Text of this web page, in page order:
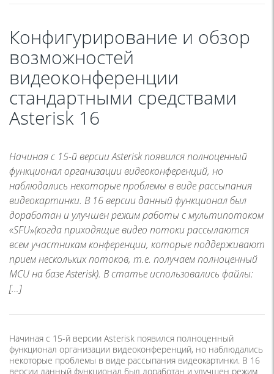
Конфигурирование и обзор
возможностей
видеоконференции
стандартными средствами
Asterisk 16
Начиная с 15-й версии Asterisk появился полноценный
функционал организации видеоконференций, но
наблюдались некоторые проблемы в виде рассыпания
видеокартинки. В 16 версии данный функционал был
доработан и улучшен режим работы с мультипотоком
«SFU»(когда приходящие видео потоки рассылаются
всем участникам конференции, которые поддерживают
прием нескольких потоков, т.е. получаем полноценный
MCU на базе Asterisk). В статье использовались файлы:
[…]
Начиная с 15-й версии Asterisk появился полноценный
функционал организации видеоконференций, но наблюдались
некоторые проблемы в виде рассыпания видеокартинки. В 16
версии данный функционал был доработан и улучшен режим